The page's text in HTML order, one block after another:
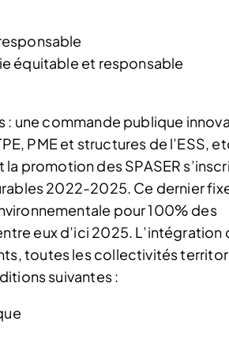
équitable et responsable
: une commande publique
PME et structures de l’ESS,
promotion des SPASER
2022-2025. Ce dernier
pour 100% des
eux d’ici 2025. L’intégration
toutes les collectivités
suivantes :